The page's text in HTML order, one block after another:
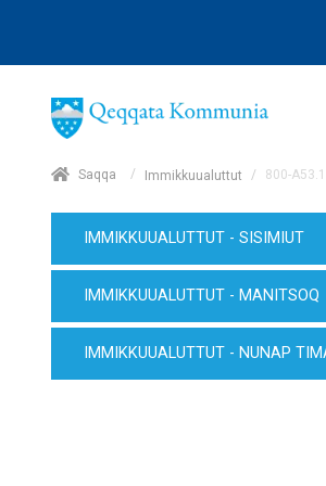
Saqqa / Immikkuualuttut / 800-
IMMIKKUUALUTTUT - SISIMIUT
IMMIKKUUALUTTUT - MANITSOQ
IMMIKKUUALUTTUT - NUNAP